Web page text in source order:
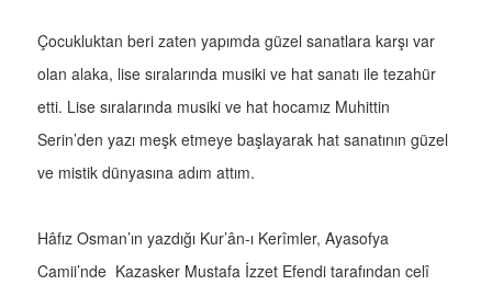
Çocukluktan beri zaten yapımda güzel sanatlara karşı var
olan alaka, lise sıralarında musiki ve hat sanatı ile tezahür
etti. Lise sıralarında musiki ve hat hocamız Muhittin
Serin’den yazı meşk etmeye başlayarak hat sanatının güzel
ve mistik dünyasına adım attım.
Hâfız Osman’ın yazdığı Kur’ân-ı Kerîmler, Ayasofya
Camii’nde Kazasker Mustafa İzzet Efendi tarafından celî